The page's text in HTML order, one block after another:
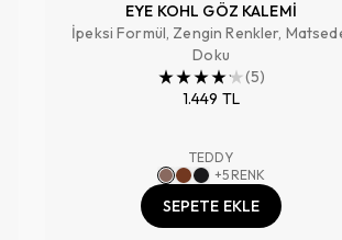
EYE KOHL GÖZ KALEMİ
İpeksi Formül, Zengin Renkler,
Doku
(5)
1.449 TL
TEDDY
+5 RENK
SEPETE EKLE